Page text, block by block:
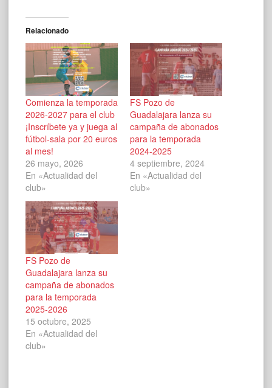
Relacionado
Comienza la temporada
2026-2027 para el club
¡Inscríbete ya y juega al
fútbol-sala por 20 euros
al mes!
26 mayo, 2026
En «Actualidad del
club»
FS Pozo de
Guadalajara lanza su
campaña de abonados
para la temporada
2024-2025
4 septiembre, 2024
En «Actualidad del
club»
FS Pozo de
Guadalajara lanza su
campaña de abonados
para la temporada
2025-2026
15 octubre, 2025
En «Actualidad del
club»